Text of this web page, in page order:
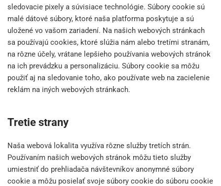
sledovacie pixely a súvisiace technológie. Súbory cookie sú
malé dátové súbory, ktoré naša platforma poskytuje a sú
uložené vo vašom zariadení. Na našich webových stránkach
sa používajú cookies, ktoré slúžia nám alebo tretími stranám,
na rôzne účely, vrátane lepšieho používania webových stránok
na ich prevádzku a personalizáciu. Súbory cookie sa môžu
použiť aj na sledovanie toho, ako používate web na zacielenie
reklám na iných webových stránkach.
Tretie strany
Naša webová lokalita využíva rôzne služby tretích strán.
Používaním našich webových stránok môžu tieto služby
umiestniť do prehliadača návštevníkov anonymné súbory
cookie a môžu posielať svoje súbory cookie do súboru cookie